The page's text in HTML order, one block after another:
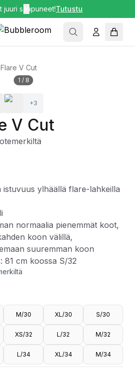
juuri saapuneet!Tutustu
V Cut
1 / 8
+3
V Cut
istuvuus ylhäällä flare-lahkeilla
normaalia pienemmät koot,
koon välillä,
suuremman koon
81 cm koossa S/32
ylhäällä flare-lahkeilla
pienemmät koot, joten
välillä, suosittelemme
M/30 XL/30 S/30
XS/32 L/32 M/32
L/34 XL/34 M/34